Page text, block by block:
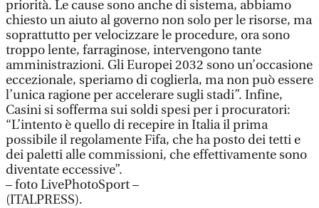
priorità. Le cause sono anche di sistema, abbiamo
chiesto un aiuto al governo non solo per le risorse, ma
soprattutto per velocizzare le procedure, ora sono
troppo lente, farraginose, intervengono tante
amministrazioni. Gli Europei 2032 sono un’occasione
eccezionale, speriamo di coglierla, ma non può essere
l’unica ragione per accelerare sugli stadi”. Infine,
Casini si sofferma sui soldi spesi per i procuratori:
“L’intento è quello di recepire in Italia il prima
possibile il regolamente Fifa, che ha posto dei tetti e
dei paletti alle commissioni, che effettivamente sono
diventate eccessive”.
– foto LivePhotoSport –
(ITALPRESS).